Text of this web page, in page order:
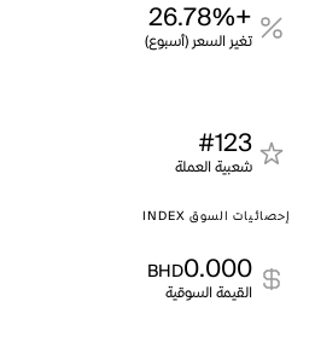
+26.78%
تغير السعر (أسبوع)
#123
شعبية العملة
إحصائيات السوق INDEX
0.000
BHD
القيمة السوقية